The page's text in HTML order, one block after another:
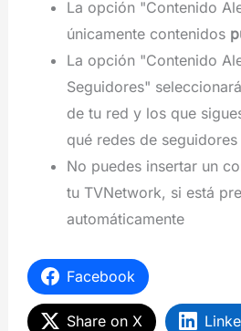
La opción "Contenido
únicamente contenidos
La opción "Contenido
Seguidores"
de tu red y los que
qué redes de
No puedes insertar un
tu TVNetwork, si está
automáticamente
Facebook
Share on X